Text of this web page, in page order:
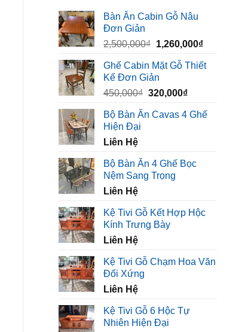
Bàn Ăn Cabin Gỗ Nâu
Đơn Giản
2,500,000₫ Giá
là:
2,500,000₫.
1,260,000₫Giá
tại
Ghế Cabin Mặt Gỗ Thiết
Kế Đơn Giản
450,000₫ Giá
là:
320,000₫Giá
tại
Bộ Bàn Ăn Cavas 4 Ghế
Hiện Đại
Liên Hệ
Bộ Bàn Ăn 4 Ghế Bọc
Nệm Sang Trọng
Liên Hệ
Kệ Tivi Gỗ Kết Hợp Hộc
Kính Trưng Bày
Liên Hệ
Kệ Tivi Gỗ Chạm Hoa Văn
Đối Xứng
Liên Hệ
Kệ Tivi Gỗ 6 Hộc Tự
Nhiên Hiện Đại